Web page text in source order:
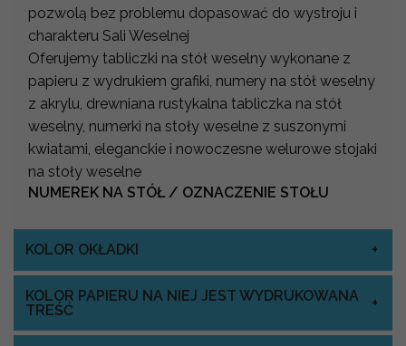
pozwolą bez problemu dopasować do wystroju i
charakteru Sali Weselnej
Oferujemy tabliczki na stół weselny wykonane z
papieru z wydrukiem grafiki, numery na stół weselny
z akrylu, drewniana rustykalna tabliczka na stół
weselny, numerki na stoły weselne z suszonymi
kwiatami, eleganckie i nowoczesne welurowe stojaki
na stoły weselne
NUMEREK NA STÓŁ / OZNACZENIE STOŁU
KOLOR OKŁADKI
KOLOR PAPIERU NA NIEJ JEST WYDRUKOWANA
TREŚĆ